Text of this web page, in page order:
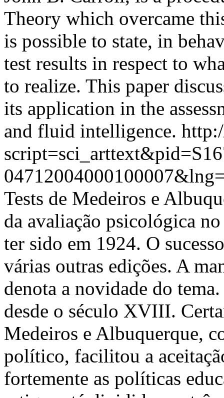
Theory which overcame
is possible to state, in
test results in respect to
to realize. This paper
its application in the
and fluid intelligence.
Tests de Medeiros e
da avaliação psicológica
ter sido em 1924. O
várias outras edições. A
denota a novidade do
desde o século XVIII.
Medeiros e Albuquerque,
político, facilitou a
fortemente as políticas